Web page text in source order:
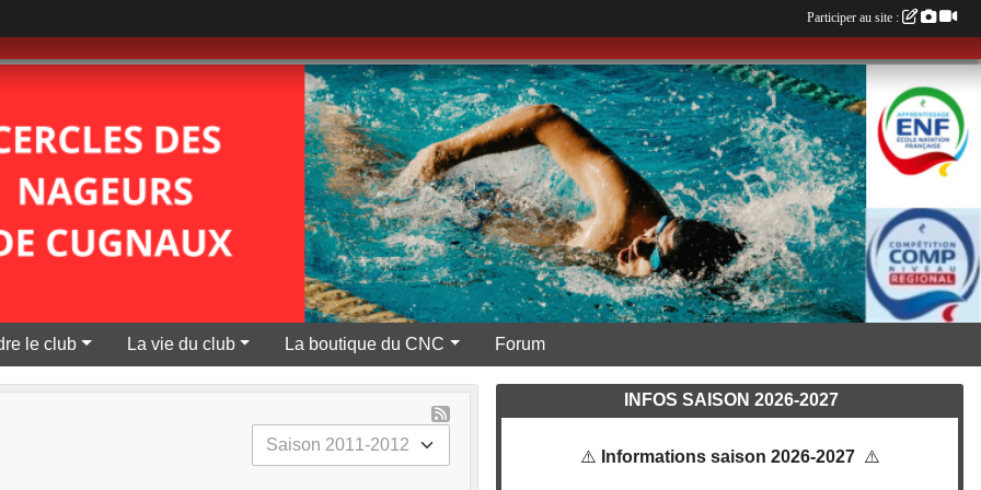
le club La vie du club La boutique du CNC Forum
INFOS SAISON 2026-2027
⚠️ Informations saison 2026-2027 ⚠️
Participer au site :